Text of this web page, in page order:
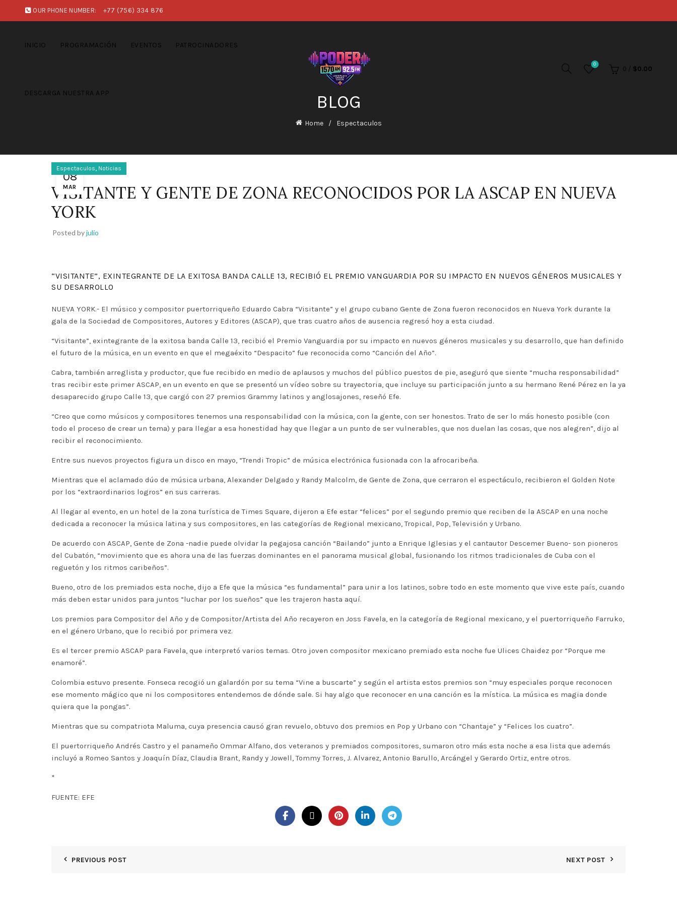
OUR PHONE NUMBER: +77 (756) 334 876
INICIO PROGRAMACIÓN EVENTOS PATROCINADORES
DESCARGA NUESTRA APP
0
0 / $0.00
BLOG
Home Espectaculos
08
MAR
Espectaculos, Noticias
VISITANTE Y GENTE DE ZONA RECONOCIDOS POR LA ASCAP EN NUEVA
YORK
Posted byjulio
“VISITANTE”, EXINTEGRANTE DE LA EXITOSA BANDA CALLE 13, RECIBIÓ EL PREMIO VANGUARDIA POR SU IMPACTO EN NUEVOS GÉNEROS MUSICALES Y
SU DESARROLLO
NUEVA YORK.- El músico y compositor puertorriqueño Eduardo Cabra “Visitante” y el grupo cubano Gente de Zona fueron reconocidos en Nueva York durante la
gala de la Sociedad de Compositores, Autores y Editores (ASCAP), que tras cuatro años de ausencia regresó hoy a esta ciudad.
“Visitante”, exintegrante de la exitosa banda Calle 13, recibió el Premio Vanguardia por su impacto en nuevos géneros musicales y su desarrollo, que han definido
el futuro de la música, en un evento en que el megaéxito “Despacito” fue reconocida como “Canción del Año”.
Cabra, también arreglista y productor, que fue recibido en medio de aplausos y muchos del público puestos de pie, aseguró que siente “mucha responsabilidad”
tras recibir este primer ASCAP, en un evento en que se presentó un vídeo sobre su trayectoria, que incluye su participación junto a su hermano René Pérez en la ya
desaparecido grupo Calle 13, que cargó con 27 premios Grammy latinos y anglosajones, reseñó Efe.
“Creo que como músicos y compositores tenemos una responsabilidad con la música, con la gente, con ser honestos. Trato de ser lo más honesto posible (con
todo el proceso de crear un tema) y para llegar a esa honestidad hay que llegar a un punto de ser vulnerables, que nos duelan las cosas, que nos alegren”, dijo al
recibir el reconocimiento.
Entre sus nuevos proyectos figura un disco en mayo, “Trendi Tropic” de música electrónica fusionada con la afrocaribeña.
Mientras que el aclamado dúo de música urbana, Alexander Delgado y Randy Malcolm, de Gente de Zona, que cerraron el espectáculo, recibieron el Golden Note
por los “extraordinarios logros” en sus carreras.
Al llegar al evento, en un hotel de la zona turística de Times Square, dijeron a Efe estar “felices” por el segundo premio que reciben de la ASCAP en una noche
dedicada a reconocer la música latina y sus compositores, en las categorías de Regional mexicano, Tropical, Pop, Televisión y Urbano.
De acuerdo con ASCAP, Gente de Zona -nadie puede olvidar la pegajosa canción “Bailando” junto a Enrique Iglesias y el cantautor Descemer Bueno- son pioneros
del Cubatón, “movimiento que es ahora una de las fuerzas dominantes en el panorama musical global, fusionando los ritmos tradicionales de Cuba con el
reguetón y los ritmos caribeños”.
Bueno, otro de los premiados esta noche, dijo a Efe que la música “es fundamental” para unir a los latinos, sobre todo en este momento que vive este país, cuando
más deben estar unidos para juntos “luchar por los sueños” que les trajeron hasta aquí.
Los premios para Compositor del Año y de Compositor/Artista del Año recayeron en Joss Favela, en la categoría de Regional mexicano, y el puertorriqueño Farruko,
en el género Urbano, que lo recibió por primera vez.
Es el tercer premio ASCAP para Favela, que interpretó varios temas. Otro joven compositor mexicano premiado esta noche fue Ulices Chaidez por “Porque me
enamoré”.
Colombia estuvo presente. Fonseca recogió un galardón por su tema “Vine a buscarte” y según el artista estos premios son “muy especiales porque reconocen
ese momento mágico que ni los compositores entendemos de dónde sale. Si hay algo que reconocer en una canción es la mística. La música es magia donde
quiera que la pongas”.
Mientras que su compatriota Maluma, cuya presencia causó gran revuelo, obtuvo dos premios en Pop y Urbano con “Chantaje” y “Felices los cuatro”.
El puertorriqueño Andrés Castro y el panameño Ommar Alfano, dos veteranos y premiados compositores, sumaron otro más esta noche a esa lista que además
incluyó a Romeo Santos y Joaquín Díaz, Claudia Brant, Randy y Jowell, Tommy Torres, J. Alvarez, Antonio Barullo, Arcángel y Gerardo Ortiz, entre otros.
*
FUENTE: EFE
PREVIOUS POST NEXT POST